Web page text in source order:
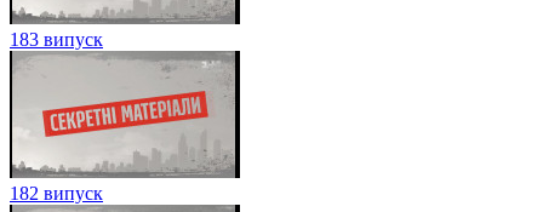
183 випуск
182 випуск